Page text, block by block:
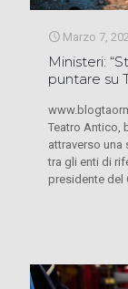
Marzo 7,
Ministeri:
puntare su
Teatro Antico,
attraverso una
tra gli enti di
presidente del